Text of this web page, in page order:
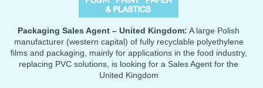
Packaging Sales Agent – United Kingdom: A large Polish
manufacturer (western capital) of fully recyclable polyethylene
films and packaging, mainly for applications in the food industry,
replacing PVC solutions, is looking for a Sales Agent for the
United Kingdom